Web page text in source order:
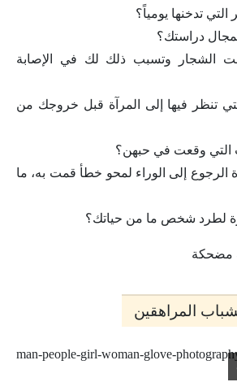
تدخنها يومياً؟
دراستك؟
الشجار وتسبب ذلك لك في الإصابة
تنظر فيها إلى المرآة قبل خروجك من
التي وقعت في حبهن؟
الرجوع إلى الوراء لمحو خطأ قمت به، ما
لطرد شخص ما من حياتك؟
مضحكة
المراهقين